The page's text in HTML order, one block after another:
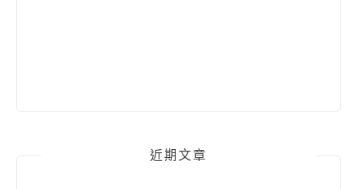
近期文章